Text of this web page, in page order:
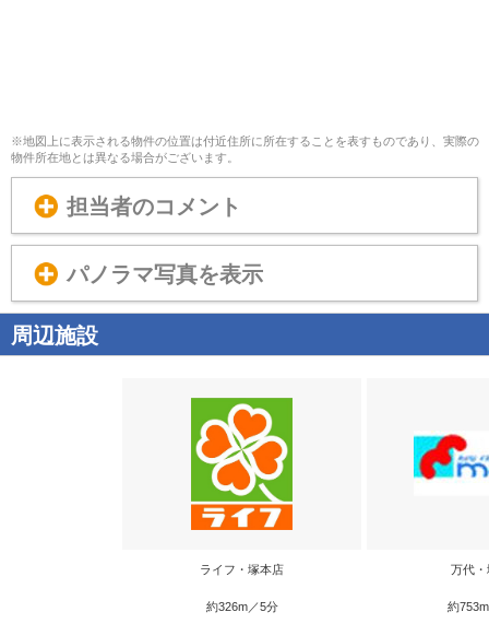
※地図上に表示される物件の位置は付近住所に所在することを表すものであり、実際の
物件所在地とは異なる場合がございます。
担当者のコメント
パノラマ写真を表示
周辺施設
ライフ・塚本店
約326m／5分
万代・
約